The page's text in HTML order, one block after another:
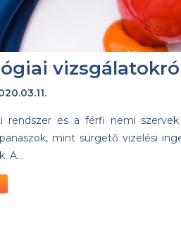
és a férfi nemi szervek
mint sürgető vizelési
A…